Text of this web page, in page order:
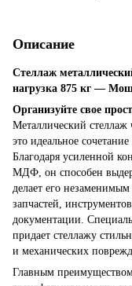
Описание
Стеллаж
нагрузка 875 кг —
Организуйте свое
Металлический
это идеальное
Благодаря усиленной
МДФ, он способен
делает его
запчастей,
документации.
придает стеллажу
и механических
Главным